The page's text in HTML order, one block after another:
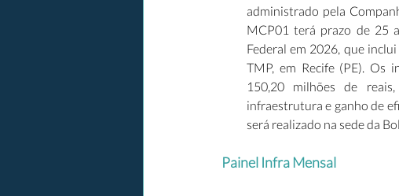
administrado pela
MCP01 terá prazo de 25
Federal em 2026, que
TMP, em Recife (PE). Os
150,20 milhões de
infraestrutura e ganho de
será realizado na sede da
Painel Infra Mensal